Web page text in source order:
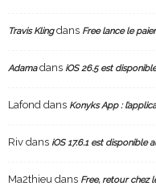
Travis Klingdans Free lance le
Adamadans iOS 26.5 est
Lafond dans Konyks App :
Riv dans iOS 17.6.1 est disponible
Ma2thieu dans Free, retour chez